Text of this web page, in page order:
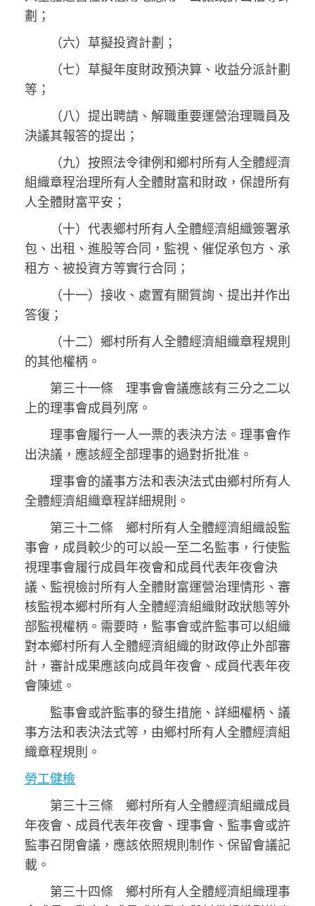
劃；
（六）草擬投資計劃；
（七）草擬年度財政預決算、收益分派計劃
等；
（八）提出聘請、解職重要運營治理職員及
決議其報答的提出；
（九）按照法令律例和鄉村所有人全體經濟
組織章程治理所有人全體財富和財政，保證所有
人全體財富平安；
（十）代表鄉村所有人全體經濟組織簽署承
包、出租、進股等合同，監視、催促承包方、承
租方、被投資方等實行合同；
（十一）接收、處置有關質詢、提出并作出
答復；
（十二）鄉村所有人全體經濟組織章程規則
的其他權柄。
第三十一條 理事會會議應該有三分之二以
上的理事會成員列席。
理事會履行一人一票的表決方法。理事會作
出決議，應該經全部理事的過對折批准。
理事會的議事方法和表決法式由鄉村所有人
全體經濟組織章程詳細規則。
第三十二條 鄉村所有人全體經濟組織設監
事會，成員較少的可以設一至二名監事，行使監
視理事會履行成員年夜會和成員代表年夜會決
議、監視檢討所有人全體財富運營治理情形、審
核監視本鄉村所有人全體經濟組織財政狀態等外
部監視權柄。需要時，監事會或許監事可以組織
對本鄉村所有人全體經濟組織的財政停止外部審
計，審計成果應該向成員年夜會、成員代表年夜
會陳述。
監事會或許監事的發生措施、詳細權柄、議
事方法和表決法式等，由鄉村所有人全體經濟組
織章程規則。
勞工健檢
第三十三條 鄉村所有人全體經濟組織成員
年夜會、成員代表年夜會、理事會、監事會或許
監事召閉會議，應該依照規則制作、保留會議記
載。
第三十四條 鄉村所有人全體經濟組織理事